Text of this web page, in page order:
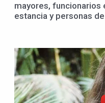
mayores, funcionarios
estancia y personas